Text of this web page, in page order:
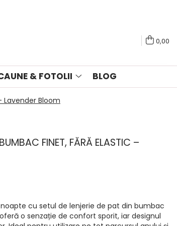
0,00
& FOTOLII BLOG
Lavender Bloom
FINET, FĂRĂ ELASTIC –
cu setul de lenjerie de pat din bumbac
o senzație de confort sporit, iar designul